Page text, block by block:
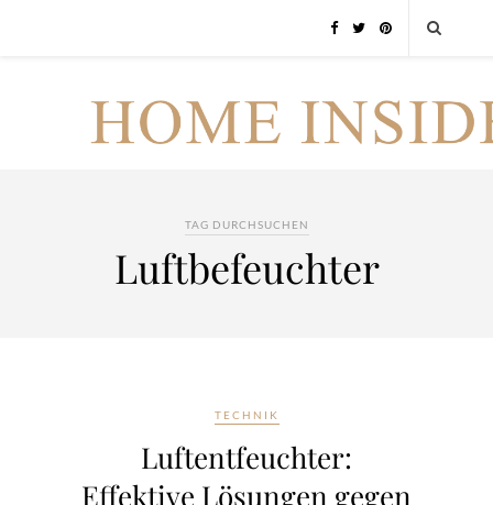
TAG DURCHSUCHEN
Luftbefeuchter
TECHNIK
Luftentfeuchter:
Effektive Lösungen gegen